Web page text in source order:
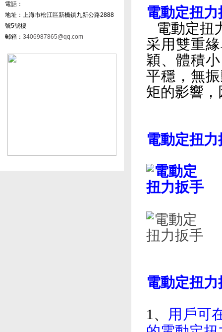
電話：
地址：上海市松江區新橋鎮九新公路2888
號5號樓
郵箱： 3406987865@qq.com
電動定扭
電動定扭
采用雙重
穎、體積
平穩，無
矩的影響
電動定扭力
電動定扭
1、 用戶可